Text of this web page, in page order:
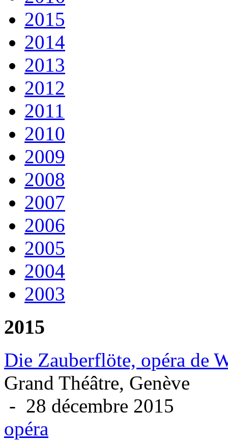
2015
2014
2013
2012
2011
2010
2009
2008
2007
2006
2005
2004
2003
2015
Die Zauberflöte, opéra de
Grand Théâtre, Genève
- 28 décembre 2015
opéra